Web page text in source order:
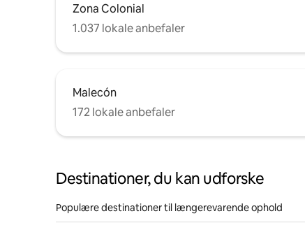
Zona Colonial
1.037 lokale anbefaler
Malecón
172 lokale anbefaler
Destinationer, du kan udforske
Populære destinationer til længerevarende ophold